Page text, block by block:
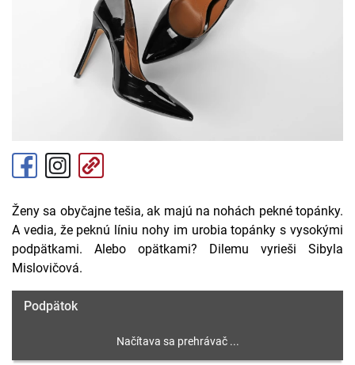
Ženy sa obyčajne tešia, ak majú na nohách pekné topánky.
A vedia, že peknú líniu nohy im urobia topánky s vysokými
podpätkami. Alebo opätkami? Dilemu vyrieši Sibyla
Mislovičová.
Podpätok